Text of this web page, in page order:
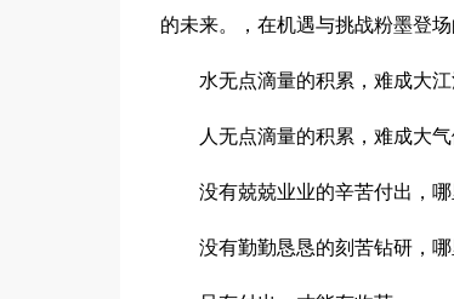
的未来。，在机遇与挑战粉墨登
水无点滴量的积累，难成大江
人无点滴量的积累，难成大气
没有兢兢业业的辛苦付出，
没有勤勤恳恳的刻苦钻研，